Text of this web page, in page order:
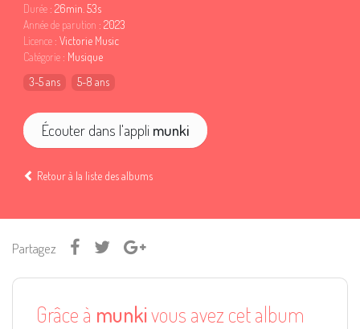
Durée : 26min. 53s
Année de parution : 2023
Licence : Victorie Music
Catégorie : Musique
3-5 ans
5-8 ans
Écouter dans l'appli munki
Retour à la liste des albums
Partagez
Grâce à munkivous avez cet album